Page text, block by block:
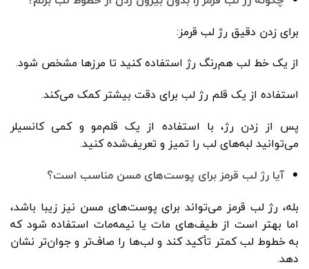
برای زدن دقیق رژ لب قرمز:
از یک خط لب هم‌رنگ رژ استفاده کنید تا مرزها مشخص شود.
استفاده از یک قلم رژ لب برای دقت بیشتر کمک می‌کند.
پس از زدن رژ، با استفاده از یک قلم‌مو و کمی کانسیلر
می‌توانید لبه‌های لب را تمیز و تعریف‌شده کنید.
آیا رژ لب قرمز برای پوست‌های مسن مناسب است؟
بله، رژ لب قرمز می‌تواند برای پوست‌های مسن نیز زیبا باشد،
اما بهتر است از طیف‌های مات یا نیمه‌مات استفاده شود که
به خطوط لب کمتر تأکید کند و لب‌ها را صاف‌تر و جوان‌تر نشان
دهد.